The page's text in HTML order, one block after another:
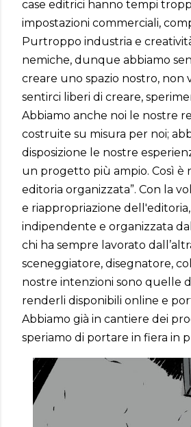
case editrici hanno tempi
impostazioni commerciali,
Purtroppo industria e
nemiche, dunque abbiamo
creare uno spazio nostro, non
sentirci liberi di creare,
Abbiamo anche noi le nostre
costruite su misura per noi;
disposizione le nostre
un progetto più ampio. Così è
editoria organizzata”. Con la
e riappropriazione
indipendente e organizzata
chi ha sempre lavorato
sceneggiatore, disegnatore,
nostre intenzioni sono quelle
renderli disponibili online e
Abbiamo già in cantiere dei
speriamo di portare in fiera in